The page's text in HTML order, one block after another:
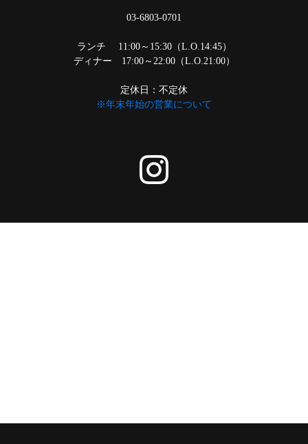
03-6803-0701
ランチ 11:00～15:30（L.O.14:45）
ディナー 17:00～22:00（L.O.21:00）
定休日：不定休
※年末年始の営業について